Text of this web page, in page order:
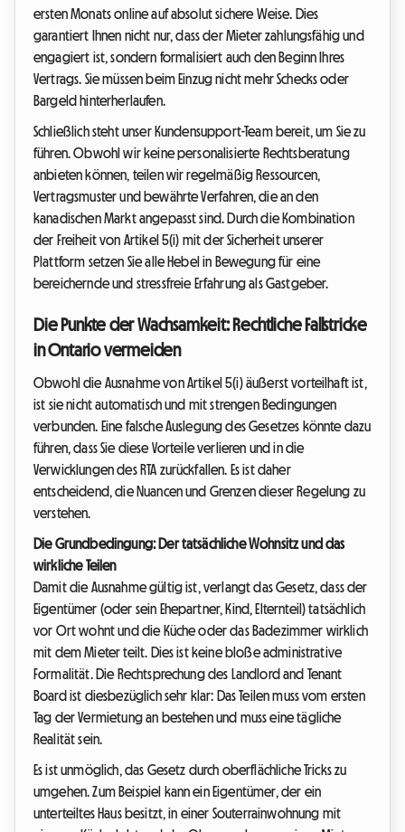
ersten Monats online auf absolut sichere Weise. Dies
garantiert Ihnen nicht nur, dass der Mieter zahlungsfähig und
engagiert ist, sondern formalisiert auch den Beginn Ihres
Vertrags. Sie müssen beim Einzug nicht mehr Schecks oder
Bargeld hinterherlaufen.
Schließlich steht unser Kundensupport-Team bereit, um Sie zu
führen. Obwohl wir keine personalisierte Rechtsberatung
anbieten können, teilen wir regelmäßig Ressourcen,
Vertragsmuster und bewährte Verfahren, die an den
kanadischen Markt angepasst sind. Durch die Kombination
der Freiheit von Artikel 5(i) mit der Sicherheit unserer
Plattform setzen Sie alle Hebel in Bewegung für eine
bereichernde und stressfreie Erfahrung als Gastgeber.
Die Punkte der Wachsamkeit: Rechtliche Fallstricke
in Ontario vermeiden
Obwohl die Ausnahme von Artikel 5(i) äußerst vorteilhaft ist,
ist sie nicht automatisch und mit strengen Bedingungen
verbunden. Eine falsche Auslegung des Gesetzes könnte dazu
führen, dass Sie diese Vorteile verlieren und in die
Verwicklungen des RTA zurückfallen. Es ist daher
entscheidend, die Nuancen und Grenzen dieser Regelung zu
verstehen.
Die Grundbedingung: Der tatsächliche Wohnsitz und das
wirkliche Teilen
Damit die Ausnahme gültig ist, verlangt das Gesetz, dass der
Eigentümer (oder sein Ehepartner, Kind, Elternteil) tatsächlich
vor Ort wohnt und die Küche oder das Badezimmer wirklich
mit dem Mieter teilt. Dies ist keine bloße administrative
Formalität. Die Rechtsprechung des Landlord and Tenant
Board ist diesbezüglich sehr klar: Das Teilen muss vom ersten
Tag der Vermietung an bestehen und muss eine tägliche
Realität sein.
Es ist unmöglich, das Gesetz durch oberflächliche Tricks zu
umgehen. Zum Beispiel kann ein Eigentümer, der ein
unterteiltes Haus besitzt, in einer Souterrainwohnung mit